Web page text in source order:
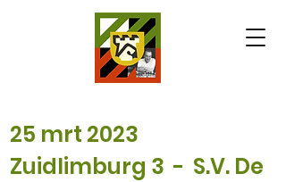
25 mrt 2023
Zuidlimburg 3  -  S.V. De